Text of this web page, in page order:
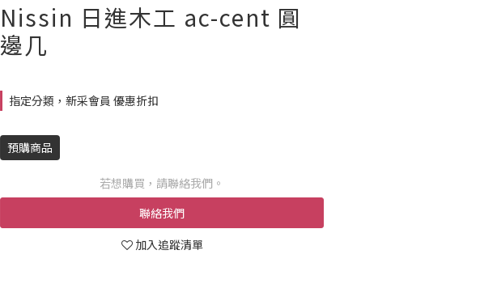
Nissin 日進木工 ac-cent 圓
邊几
指定分類，新采會員 優惠折扣
預購商品
若想購買，請聯絡我們。
聯絡我們
加入追蹤清單